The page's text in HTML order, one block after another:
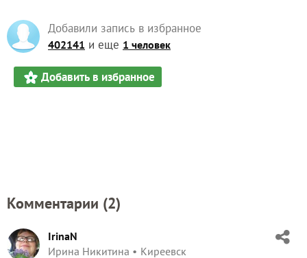
Добавили запись в избранное
402141 и еще 1 человек
Добавить в избранное
Комментарии (2)
IrinaN
Ирина Никитина
Киреевск